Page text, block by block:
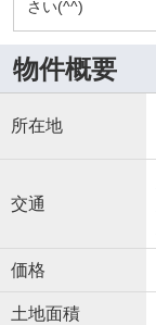
さい(^^)
物件概要
所在地
交通
価格
土地面積